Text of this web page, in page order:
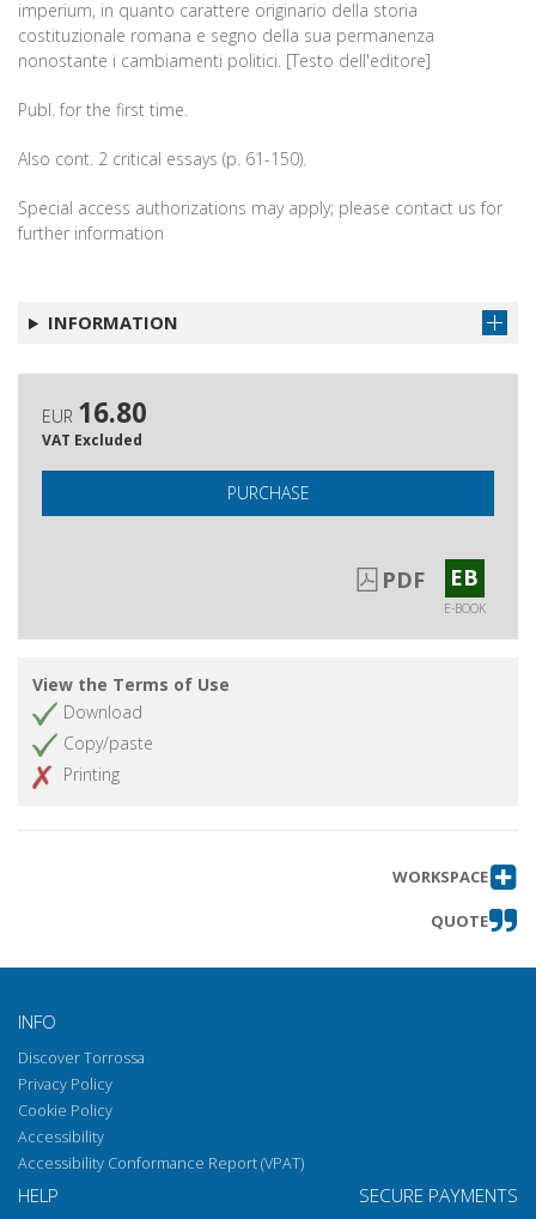
imperium, in quanto carattere originario della storia
costituzionale romana e segno della sua permanenza
nonostante i cambiamenti politici. [Testo dell'editore]
Publ. for the first time.
Also cont. 2 critical essays (p. 61-150).
Special access authorizations may apply; please contact us for
further information
INFORMATION
EUR 16.80
VAT Excluded
PURCHASE
PDF EB
E-BOOK
View the Terms of Use
Download
Copy/paste
Printing
WORKSPACE
QUOTE
INFO
Discover Torrossa
Privacy Policy
Cookie Policy
Accessibility
Accessibility Conformance Report (VPAT)
HELP SECURE PAYMENTS